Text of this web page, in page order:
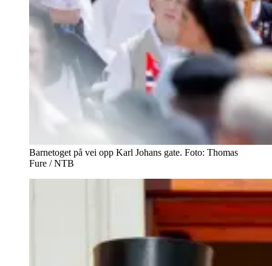
Barnetoget på vei opp Karl Johans gate. Foto: Thomas
Fure / NTB